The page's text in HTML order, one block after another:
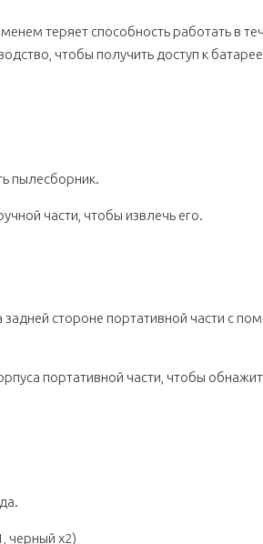
теряет способность работать в
чтобы получить доступ к
пылесборник.
части, чтобы извлечь его.
стороне портативной части с
портативной части, чтобы
черный x2)